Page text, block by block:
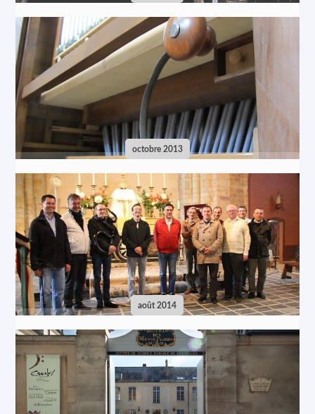
octobre 2013
août 2014